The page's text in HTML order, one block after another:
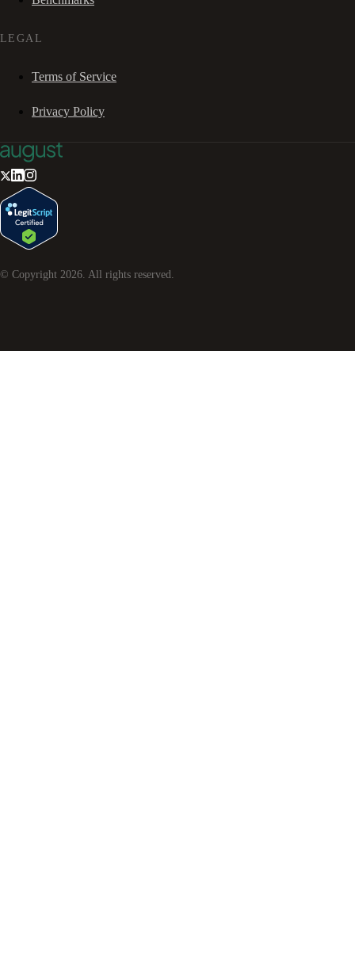
LEGAL
Terms of Service
Privacy Policy
© Copyright 2026. All rights reserved.